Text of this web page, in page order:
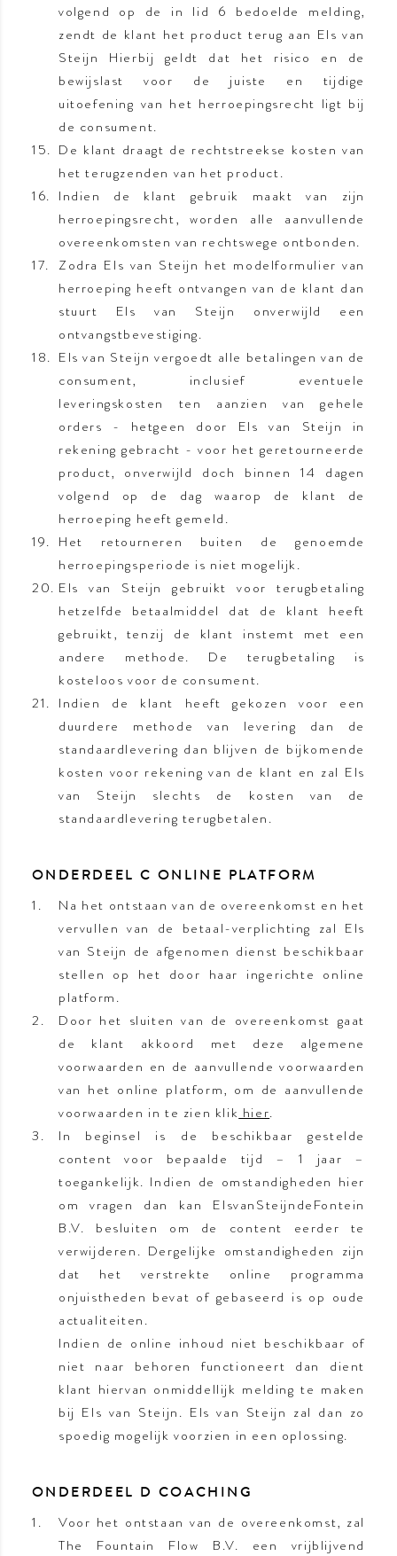
volgend op de in lid 6 bedoelde melding,
zendt de klant het product terug aan Els van
Steijn Hierbij geldt dat het risico en de
bewijslast voor de juiste en tijdige
uitoefening van het herroepingsrecht ligt bij
de consument.
De klant draagt de rechtstreekse kosten van
het terugzenden van het product.
Indien de klant gebruik maakt van zijn
herroepingsrecht, worden alle aanvullende
overeenkomsten van rechtswege ontbonden.
Zodra Els van Steijn het modelformulier van
herroeping heeft ontvangen van de klant dan
stuurt Els van Steijn onverwijld een
ontvangstbevestiging.
Els van Steijn vergoedt alle betalingen van de
consument, inclusief eventuele
leveringskosten ten aanzien van gehele
orders - hetgeen door Els van Steijn in
rekening gebracht - voor het geretourneerde
product, onverwijld doch binnen 14 dagen
volgend op de dag waarop de klant de
herroeping heeft gemeld.
Het retourneren buiten de genoemde
herroepingsperiode is niet mogelijk.
Els van Steijn gebruikt voor terugbetaling
hetzelfde betaalmiddel dat de klant heeft
gebruikt, tenzij de klant instemt met een
andere methode. De terugbetaling is
kosteloos voor de consument.
Indien de klant heeft gekozen voor een
duurdere methode van levering dan de
standaardlevering dan blijven de bijkomende
kosten voor rekening van de klant en zal Els
van Steijn slechts de kosten van de
standaardlevering terugbetalen.
ONDERDEEL C ONLINE PLATFORM
Na het ontstaan van de overeenkomst en het
vervullen van de betaal-verplichting zal Els
van Steijn de afgenomen dienst beschikbaar
stellen op het door haar ingerichte online
platform.
Door het sluiten van de overeenkomst gaat
de klant akkoord met deze algemene
voorwaarden en de aanvullende voorwaarden
van het online platform, om de aanvullende
voorwaarden in te zien klikhier.
In beginsel is de beschikbaar gestelde
content voor bepaalde tijd – 1 jaar –
toegankelijk. Indien de omstandigheden hier
om vragen dan kan ElsvanSteijndeFontein
B.V. besluiten om de content eerder te
verwijderen. Dergelijke omstandigheden zijn
dat het verstrekte online programma
onjuistheden bevat of gebaseerd is op oude
actualiteiten.
Indien de online inhoud niet beschikbaar of
niet naar behoren functioneert dan dient
klant hiervan onmiddellijk melding te maken
bij Els van Steijn. Els van Steijn zal dan zo
spoedig mogelijk voorzien in een oplossing.
ONDERDEEL D COACHING
Voor het ontstaan van de overeenkomst, zal
The Fountain Flow B.V. een vrijblijvend